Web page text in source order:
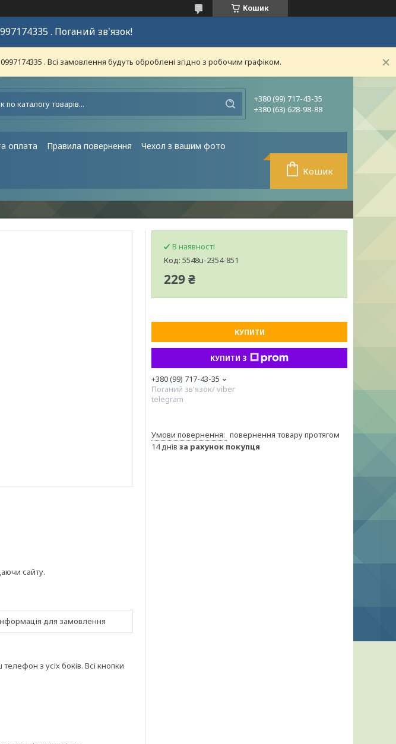
Кошик
. Поганий зв'язок!
. Всі замовлення будуть оброблені згідно з робочим графіком.
+380 (99) 717-43-35
+380 (63) 628-98-88
оплата Правила повернення Чехол з вашим фото
Кошик
сайту.
для замовлення
з усіх боків. Всі кнопки
В наявності
Код: 5548u-2354-851
229 ₴
КУПИТИ
КУПИТИ З
+380 (99) 717-43-35
Поганий зв'язок/ viber
telegram
повернення товару протягом
14 днів за рахунок покупця